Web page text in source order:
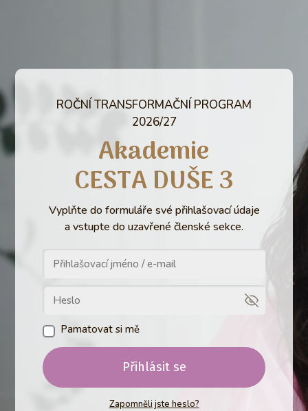
ROČNÍ TRANSFORMAČNÍ PROGRAM
2026/27
Akademie
CESTA DUŠE 3
Vyplňte do formuláře své přihlašovací údaje
a vstupte do uzavřené členské sekce.
Pamatovat si mě
Přihlásit se
Zapomněli jste heslo?